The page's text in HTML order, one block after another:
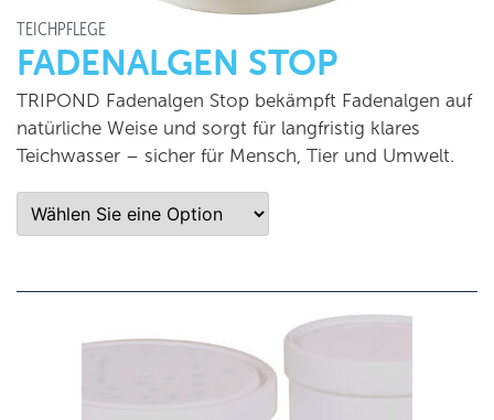
TEICHPFLEGE
FADENALGEN STOP
TRIPOND Fadenalgen Stop bekämpft Fadenalgen auf
natürliche Weise und sorgt für langfristig klares
Teichwasser – sicher für Mensch, Tier und Umwelt.